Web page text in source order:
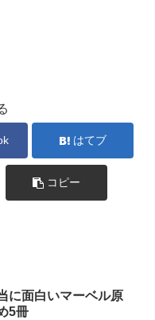
はてブ
コピー
に面白いマーベル原
5冊